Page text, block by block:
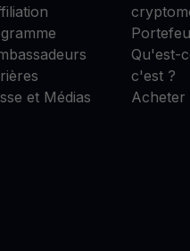
et Médias
Qu'est-
c'est ?
Acheter